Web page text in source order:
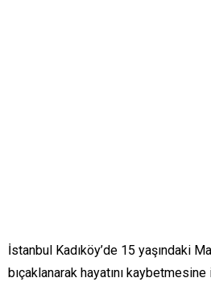
İstanbul Kadıköy’de 15 yaşındaki
bıçaklanarak hayatını